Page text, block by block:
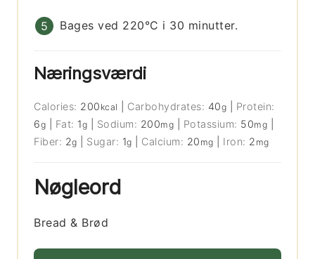
Bages ved 220°C i 30 minutter.
Næringsværdi
Calories: 200 kcal Carbohydrates: 40g
Protein:
6g Fat: 1g Sodium: 200mg Potassium: 50mg
Fiber: 2g Sugar: 1g Calcium: 20 mg Iron: 2 mg
Nøgleord
Bread & Brød